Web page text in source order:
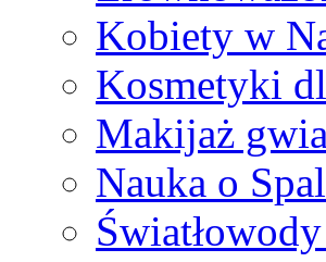
Kobiety w
Kosmetyki
Makijaż
Nauka o